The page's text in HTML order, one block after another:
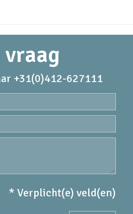
+31(0)412-627111
* Verplicht(e) veld(en)